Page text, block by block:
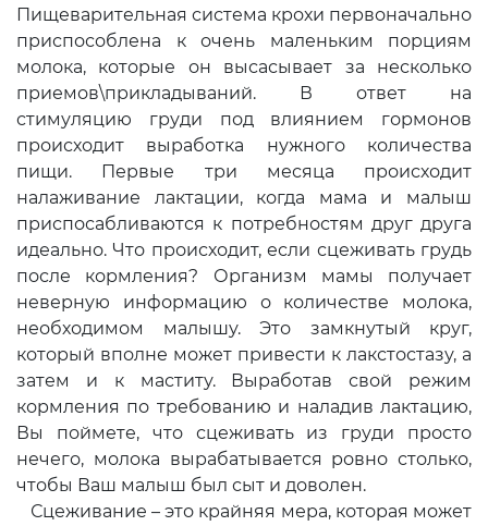
Пищеварительная система крохи первоначально
приспособлена к очень маленьким порциям
молока, которые он высасывает за несколько
приемов\прикладываний. В ответ на
стимуляцию груди под влиянием гормонов
происходит выработка нужного количества
пищи. Первые три месяца происходит
налаживание лактации, когда мама и малыш
приспосабливаются к потребностям друг друга
идеально. Что происходит, если сцеживать грудь
после кормления? Организм мамы получает
неверную информацию о количестве молока,
необходимом малышу. Это замкнутый круг,
который вполне может привести к лакстостазу, а
затем и к маститу. Выработав свой режим
кормления по требованию и наладив лактацию,
Вы поймете, что сцеживать из груди просто
нечего, молока вырабатывается ровно столько,
чтобы Ваш малыш был сыт и доволен.
Сцеживание – это крайняя мера, которая может